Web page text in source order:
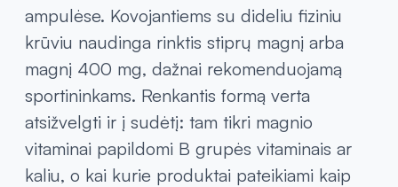
ampulėse. Kovojantiems su dideliu fiziniu
krūviu naudinga rinktis stiprų magnį arba
magnį 400 mg, dažnai rekomenduojamą
sportininkams. Renkantis formą verta
atsižvelgti ir į sudėtį: tam tikri magnio
vitaminai papildomi B grupės vitaminais ar
kaliu, o kai kurie produktai pateikiami kaip